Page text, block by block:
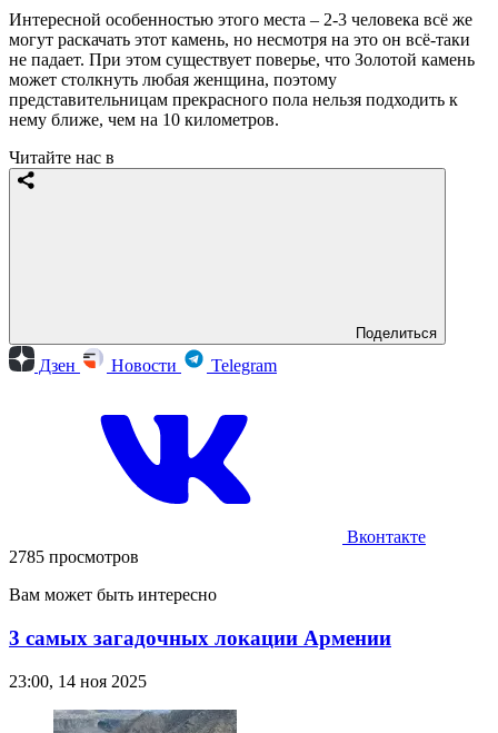
Интересной особенностью этого места – 2-3 человека всё же
могут раскачать этот камень, но несмотря на это он всё-таки
не падает. При этом существует поверье, что Золотой камень
может столкнуть любая женщина, поэтому
представительницам прекрасного пола нельзя подходить к
нему ближе, чем на 10 километров.
Читайте нас в
Поделиться
Дзен Новости Telegram
Вконтакте
2785 просмотров
Вам может быть интересно
3 самых загадочных локации Армении
23:00, 14 ноя 2025